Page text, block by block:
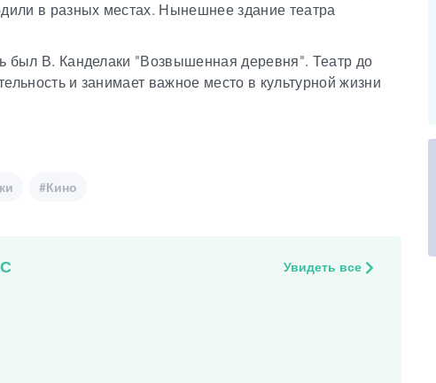
в разных местах. Нынешнее здание театра
был В. Канделаки "Возвышенная деревня". Театр до
и занимает важное место в культурной жизни
#Кино
Увидеть все